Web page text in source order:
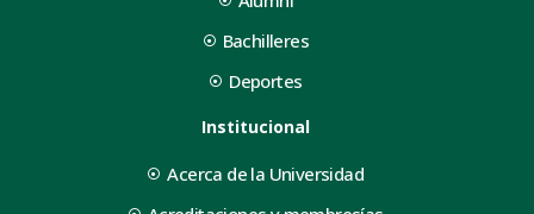
Bachilleres
Deportes
Institucional
Acerca de la Universidad